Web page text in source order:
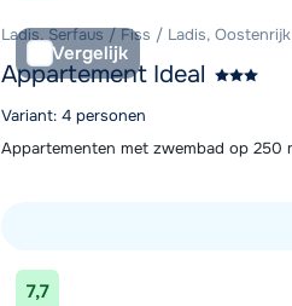
Vergelijk
Ladis, Serfaus / Fiss / Ladis, Oostenrijk
Appartement Ideal
Variant: 4 personen
Appartementen met zwembad op 250
Bekijk accommodatie
7,7